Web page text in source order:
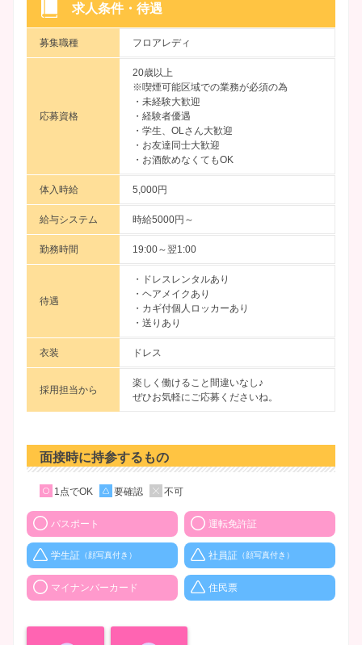
求人条件・待遇
募集職種 フロアレディ
応募資格
20歳以上
※喫煙可能区域での業務が必須の為
・未経験大歓迎
・経験者優遇
・学生、OLさん大歓迎
・お友達同士大歓迎
・お酒飲めなくてもOK
体入時給 5,000円
給与システム 時給5000円～
勤務時間 19:00～翌1:00
待遇
・ドレスレンタルあり
・ヘアメイクあり
・カギ付個人ロッカーあり
・送りあり
衣装 ドレス
採用担当から
楽しく働けること間違いなし♪
ぜひお気軽にご応募くださいね。
面接時に持参するもの
1点でOK 要確認 不可
パスポート 運転免許証
学生証 （顔写真付き） 社員証 （顔写真付き）
マイナンバーカード 住民票